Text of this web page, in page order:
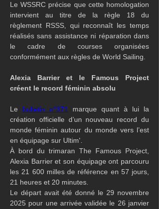
Le WSSRC précise que cette homologation
intervient au titre de la règle 18 du
règlement RSSS, qui reconnaît les temps
réalisés sans assistance ni réparation dans
le cadre de courses organisées
conformément aux règles de World Sailing.
Alexia Barrier et le Famous Project
créent le record féminin absolu
Le bulletin n°371
marque quant à lui la
création officielle d’un nouveau record du
monde féminin autour du monde vers l’est
en équipage sur Ultim'.
À bord du trimaran The Famous Project,
Alexia Barrier et son équipage ont parcouru
les 21 600 milles de référence en 57 jours,
21 heures et 20 minutes.
Le départ avait été donné le 29 novembre
2025 pour une arrivée validée le 26 janvier